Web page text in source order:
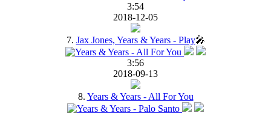
3:54
2018-12-05
7. Jax Jones, Years & Years - Play🎤
3:56
2018-09-13
8. Years & Years - All For You